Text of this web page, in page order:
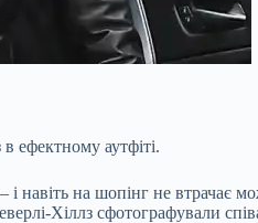
ефектному аутфіті.
навіть на шопінг не втрачає
Хіллз сфотографували